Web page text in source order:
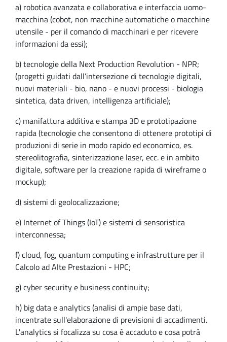
a) robotica avanzata e collaborativa e interfaccia uomo-
macchina (cobot, non macchine automatiche o macchine
utensile - per il comando di macchinari e per ricevere
informazioni da essi);
b) tecnologie della Next Production Revolution - NPR;
(progetti guidati dall’intersezione di tecnologie digitali,
nuovi materiali - bio, nano - e nuovi processi - biologia
sintetica, data driven, intelligenza artificiale);
c) manifattura additiva e stampa 3D e prototipazione
rapida (tecnologie che consentono di ottenere prototipi di
produzioni di serie in modo rapido ed economico, es.
stereolitografia, sinterizzazione laser, ecc. e in ambito
digitale, software per la creazione rapida di wireframe o
mockup);
d) sistemi di geolocalizzazione;
e) Internet of Things (IoT) e sistemi di sensoristica
interconnessa;
f) cloud, fog, quantum computing e infrastrutture per il
Calcolo ad Alte Prestazioni - HPC;
g) cyber security e business continuity;
h) big data e analytics (analisi di ampie base dati,
incentrate sull'elaborazione di previsioni di accadimenti.
L'analytics si focalizza su cosa è accaduto e cosa potrà